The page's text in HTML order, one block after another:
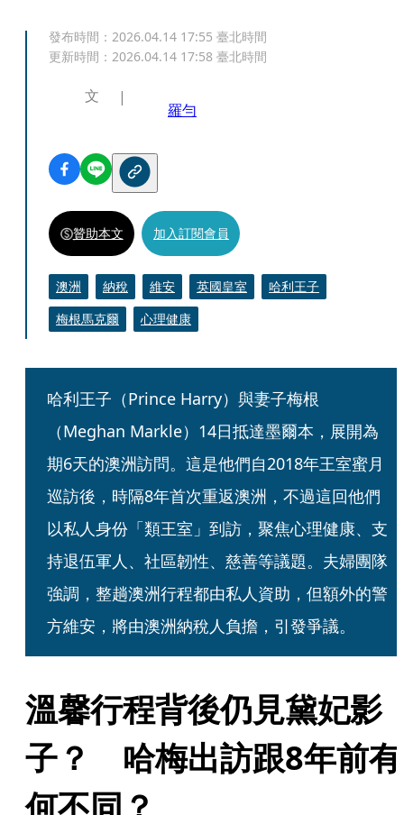
發布時間： 2026.04.14 17:55 臺北時間
更新時間： 2026.04.14 17:58 臺北時間
文
羅勻
贊助本文 加入訂閱會員
澳洲 納稅 維安 英國皇室
哈利王子
梅根馬克爾
心理健康
哈利王子（Prince Harry）與妻子梅根
（Meghan Markle）14日抵達墨爾本，展開為
期6天的澳洲訪問。這是他們自2018年王室蜜月
巡訪後，時隔8年首次重返澳洲，不過這回他們
以私人身份「類王室」到訪，聚焦心理健康、支
持退伍軍人、社區韌性、慈善等議題。夫婦團隊
強調，整趟澳洲行程都由私人資助，但額外的警
方維安，將由澳洲納稅人負擔，引發爭議。
溫馨行程背後仍見黛妃影
子？　哈梅出訪跟8年前有